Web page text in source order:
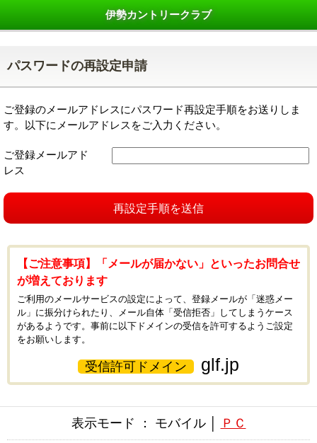
伊勢カントリークラブ
パスワードの再設定申請
ご登録のメールアドレスにパスワード再設定手順をお送りしま
す。以下にメールアドレスをご入力ください。
ご登録メールアド
レス
再設定手順を送信
【ご注意事項】「メールが届かない」といったお問合せ
が増えております
ご利用のメールサービスの設定によって、登録メールが「迷惑メー
ル」に振分けられたり、メール自体「受信拒否」してしまうケース
があるようです。事前に以下ドメインの受信を許可するようご設定
をお願いします。
受信許可ドメイン glf.jp
表示モード ： モバイル │ ＰＣ